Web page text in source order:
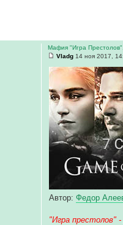
Мафия "Игра
Vladg 14 ноя 2017,
Автор:Федор
"Игра престолов"